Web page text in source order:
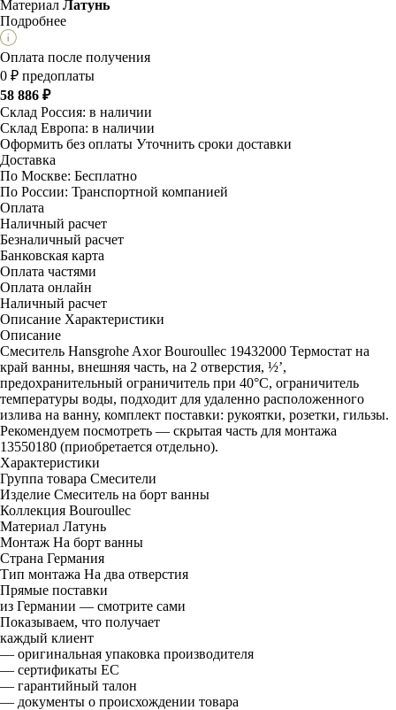
Материал Латунь
Подробнее
Оплата после получения
0 ₽ предоплаты
58 886 ₽
Склад Россия: в наличии
Склад Европа: в наличии
Оформить без оплаты Уточнить сроки доставки
Доставка
По Москве: Бесплатно
По России: Транспортной компанией
Оплата
Наличный расчет
Безналичный расчет
Банковская карта
Оплата частями
Оплата онлайн
Наличный расчет
Описание Характеристики
Описание
Смеситель Hansgrohe Axor Bouroullec 19432000 Термостат на
край ванны, внешняя часть, на 2 отверстия, ½’,
предохранительный ограничитель при 40°C, ограничитель
температуры воды, подходит для удаленно расположенного
излива на ванну, комплект поставки: рукоятки, розетки, гильзы.
Рекомендуем посмотреть — скрытая часть для монтажа
13550180 (приобретается отдельно).
Характеристики
Группа товара Смесители
Изделие Смеситель на борт ванны
Коллекция Bouroullec
Материал Латунь
Монтаж На борт ванны
Страна Германия
Тип монтажа На два отверстия
Прямые поставки
из Германии — смотрите сами
Показываем, что получает
каждый клиент
— оригинальная упаковка производителя
— сертификаты ЕС
— гарантийный талон
— документы о происхождении товара